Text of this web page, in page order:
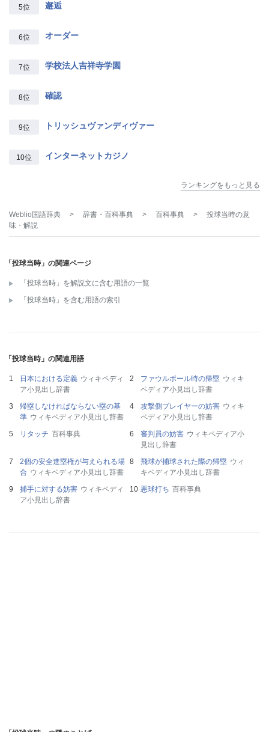
5位 邂逅
6位 オーダー
7位 学校法人吉祥寺学園
8位 確認
9位 トリッシュヴァンディヴァー
10位 インターネットカジノ
ランキングをもっと見る
Weblio国語辞典 > 辞書・百科事典 > 百科事典 > 投球当時の意
味・解説
「投球当時」の関連ページ
「投球当時」を解説文に含む用語の一覧
「投球当時」を含む用語の索引
「投球当時」の関連用語
日本における定義 ウィキペディ
ア小見出し辞書
ファウルボール時の帰塁 ウィキ
ペディア小見出し辞書
帰塁しなければならない塁の基
準 ウィキペディア小見出し辞書
攻撃側プレイヤーの妨害 ウィキ
ペディア小見出し辞書
リタッチ 百科事典 審判員の妨害 ウィキペディア小
見出し辞書
2個の安全進塁権が与えられる場
合 ウィキペディア小見出し辞書
飛球が捕球された際の帰塁 ウィ
キペディア小見出し辞書
捕手に対する妨害 ウィキペディ
ア小見出し辞書
悪球打ち 百科事典